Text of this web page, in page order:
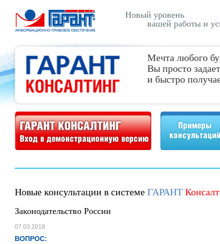
Новый уровень
вашей работы и
Мечта любого
Вы просто
и быстро
Демонстрационная версия ГАРАНТ Консалтинг Примеры консультаций
Новые консультации в системеГАРАНТ
Законодательство России
07.03.2018
ВОПРОС: